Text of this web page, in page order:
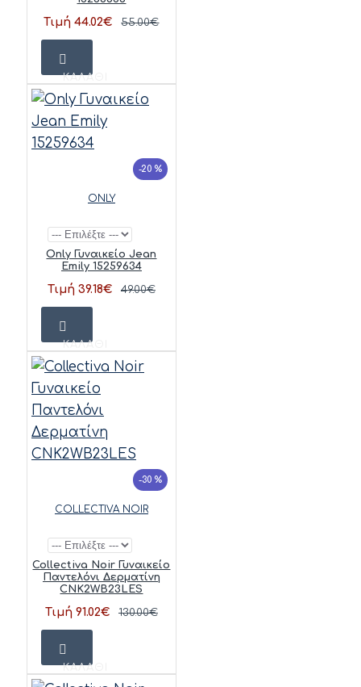
Τιμή 44.02€ 55.00€
ΚΑΛΆΘΙ
-20 %
ONLY
Only Γυναικείο Jean
Emily 15259634
Τιμή 39.18€ 49.00€
ΚΑΛΆΘΙ
-30 %
COLLECTIVA NOIR
Collectiva Noir Γυναικείο
Παντελόνι Δερματίνη
CNK2WB23LES
Τιμή 91.02€ 130.00€
ΚΑΛΆΘΙ